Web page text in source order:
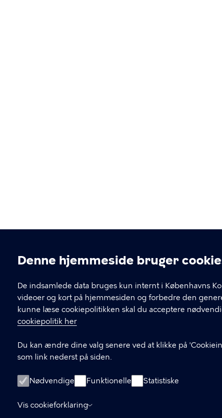
Cookieindstillinger
Denne hjemmeside bruger
De indsamlede data bruges kun internt i Københavns
videoer og kort på hjemmesiden og forbedre den
kunne læse cookiepolitikken skal du acceptere
cookiepolitik her
Du kan ændre dine valg senere ved at klikke på
som link nederst på siden.
Nødvendige Funktionelle Statistiske
Vis cookieforklaring